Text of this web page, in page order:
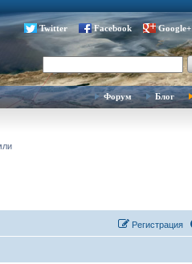
Twitter Facebook Google+
Форум Блог
Регистрация